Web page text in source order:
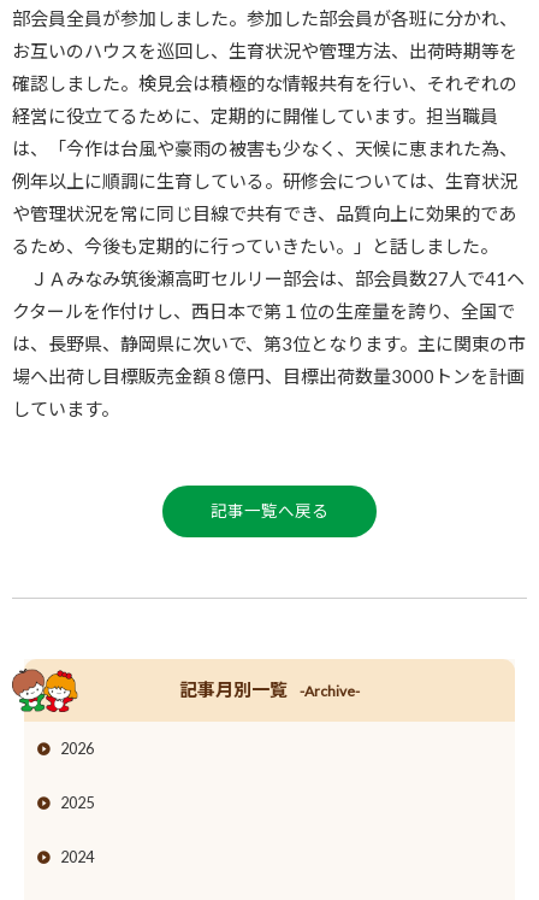
部会員全員が参加しました。参加した部会員が各班に分かれ、
お互いのハウスを巡回し、生育状況や管理方法、出荷時期等を
確認しました。検見会は積極的な情報共有を行い、それぞれの
経営に役立てるために、定期的に開催しています。担当職員
は、「今作は台風や豪雨の被害も少なく、天候に恵まれた為、
例年以上に順調に生育している。研修会については、生育状況
や管理状況を常に同じ目線で共有でき、品質向上に効果的であ
るため、今後も定期的に行っていきたい。」と話しました。
ＪＡみなみ筑後瀬高町セルリー部会は、部会員数27人で41ヘ
クタールを作付けし、西日本で第１位の生産量を誇り、全国で
は、長野県、静岡県に次いで、第3位となります。主に関東の市
場へ出荷し目標販売金額８億円、目標出荷数量3000トンを計画
しています。
記事一覧へ戻る
記事月別一覧 -Archive-
2026
2025
2024